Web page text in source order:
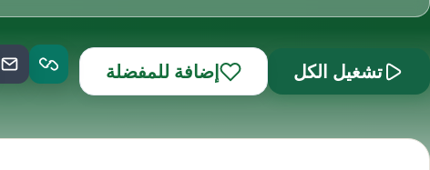
تشغيل الكل إضافة للمفضلة